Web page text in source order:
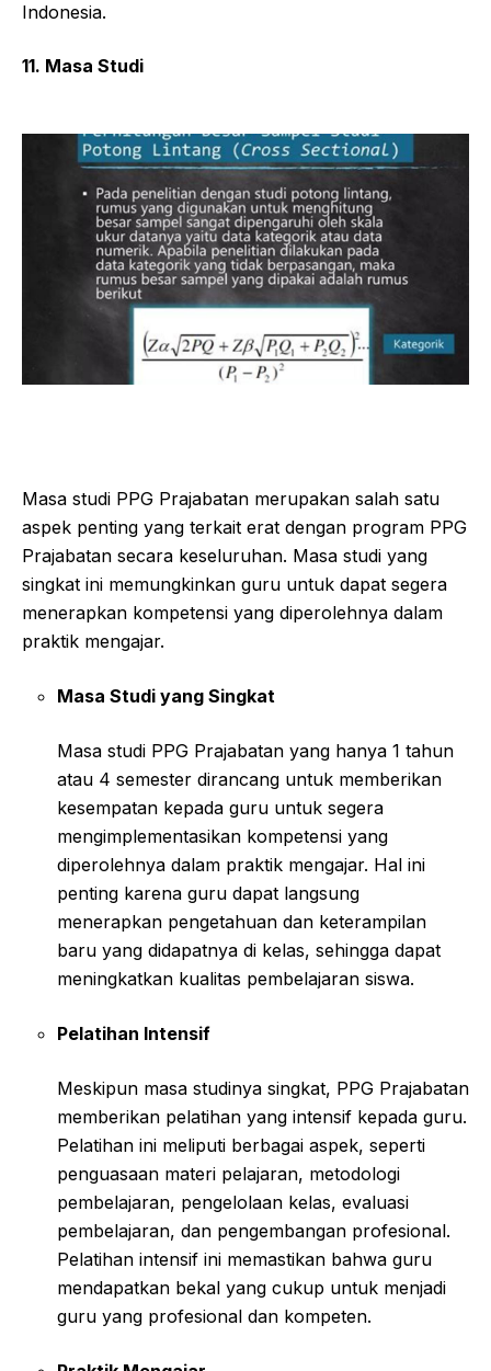
Indonesia.
11. Masa Studi
Masa studi PPG Prajabatan merupakan salah satu
aspek penting yang terkait erat dengan program PPG
Prajabatan secara keseluruhan. Masa studi yang
singkat ini memungkinkan guru untuk dapat segera
menerapkan kompetensi yang diperolehnya dalam
praktik mengajar.
Masa Studi yang Singkat
Masa studi PPG Prajabatan yang hanya 1 tahun
atau 4 semester dirancang untuk memberikan
kesempatan kepada guru untuk segera
mengimplementasikan kompetensi yang
diperolehnya dalam praktik mengajar. Hal ini
penting karena guru dapat langsung
menerapkan pengetahuan dan keterampilan
baru yang didapatnya di kelas, sehingga dapat
meningkatkan kualitas pembelajaran siswa.
Pelatihan Intensif
Meskipun masa studinya singkat, PPG Prajabatan
memberikan pelatihan yang intensif kepada guru.
Pelatihan ini meliputi berbagai aspek, seperti
penguasaan materi pelajaran, metodologi
pembelajaran, pengelolaan kelas, evaluasi
pembelajaran, dan pengembangan profesional.
Pelatihan intensif ini memastikan bahwa guru
mendapatkan bekal yang cukup untuk menjadi
guru yang profesional dan kompeten.